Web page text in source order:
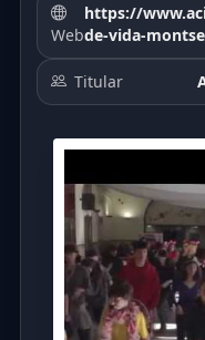
Web
https://
de-vida-
Titular